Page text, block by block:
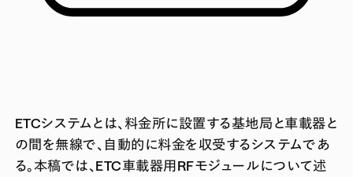
ETCシステムとは、料金所に設置する基地局と車載器と
の間を無線で、自動的に料金を収受するシステムであ
る。本稿では、ETC車載器用RFモジュールについて述